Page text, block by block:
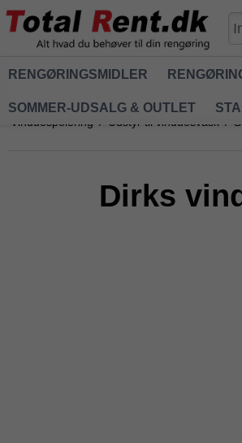
RENGØRINGSMIDLER
SOMMER-UDSALG & OUTLET
Vinduespolering / Udstyr til vinduesvask /
Dirks